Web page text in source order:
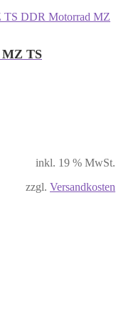
TS
inkl. 19 % MwSt.
zzgl. Versandkosten